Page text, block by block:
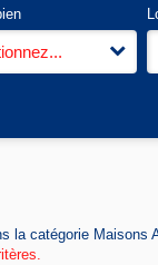
la catégorie